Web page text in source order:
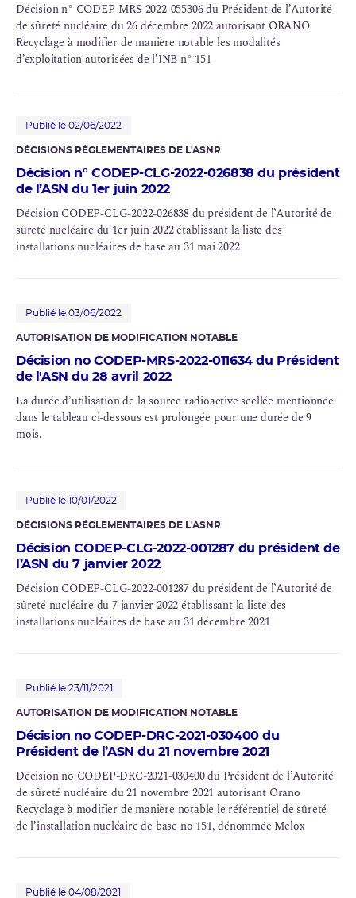
Décision n° CODEP-MRS-2022-055306 du Président de l’Autorité
de sûreté nucléaire du 26 décembre 2022 autorisant ORANO
Recyclage à modifier de manière notable les modalités
d’exploitation autorisées de l’INBn° 151
Publié le 02/06/2022
DÉCISIONS RÉGLEMENTAIRES DE L'ASNR
Décision n° CODEP-CLG-2022-026838 du président
de l’ASN du 1er juin 2022
Décision CODEP-CLG-2022-026838 du président de l’Autorité de
sûreté nucléaire du 1er juin 2022 établissant la liste des
installations nucléaires de base au 31 mai 2022
Publié le 03/06/2022
AUTORISATION DE MODIFICATION NOTABLE
Décision no CODEP-MRS-2022-011634 du Président
de l'ASN du 28 avril 2022
La durée d’utilisation de lasource radioactive scellée mentionnée
dans le tableau ci-dessous est prolongée pour une durée de 9
mois.
Publié le 10/01/2022
DÉCISIONS RÉGLEMENTAIRES DE L'ASNR
Décision CODEP-CLG-2022-001287 du président de
l’ASN du 7 janvier 2022
Décision CODEP-CLG-2022-001287 du président de l’Autorité de
sûreté nucléaire du 7 janvier 2022 établissant la liste des
installations nucléaires de base au 31 décembre 2021
Publié le 23/11/2021
AUTORISATION DE MODIFICATION NOTABLE
Décision no CODEP-DRC-2021-030400 du
Président de l’ASN du 21 novembre 2021
Décision no CODEP-DRC-2021-030400 du Président de l’Autorité
de sûreté nucléaire du 21 novembre 2021 autorisant Orano
Recyclage à modifier de manière notable le référentiel de sûreté
de l’installation nucléaire de base no 151, dénommée Melox
Publié le 04/08/2021